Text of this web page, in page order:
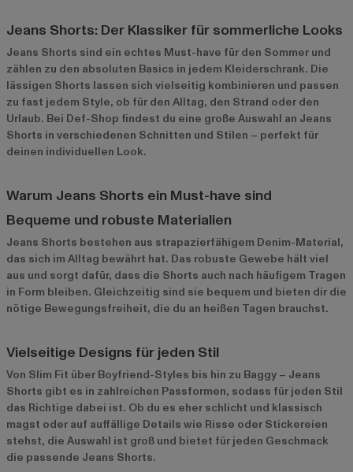
Jeans Shorts: Der Klassiker für sommerliche Looks
Jeans Shorts sind ein echtes Must-have für den Sommer und
zählen zu den absoluten Basics in jedem Kleiderschrank. Die
lässigen Shorts lassen sich vielseitig kombinieren und passen
zu fast jedem Style, ob für den Alltag, den Strand oder den
Urlaub. Bei Def-Shop findest du eine große Auswahl an Jeans
Shorts in verschiedenen Schnitten und Stilen – perfekt für
deinen individuellen Look.
Warum Jeans Shorts ein Must-have sind
Bequeme und robuste Materialien
Jeans Shorts bestehen aus strapazierfähigem Denim-Material,
das sich im Alltag bewährt hat. Das robuste Gewebe hält viel
aus und sorgt dafür, dass die Shorts auch nach häufigem Tragen
in Form bleiben. Gleichzeitig sind sie bequem und bieten dir die
nötige Bewegungsfreiheit, die du an heißen Tagen brauchst.
Vielseitige Designs für jeden Stil
Von Slim Fit über Boyfriend-Styles bis hin zu Baggy – Jeans
Shorts gibt es in zahlreichen Passformen, sodass für jeden Stil
das Richtige dabei ist. Ob du es eher schlicht und klassisch
magst oder auf auffällige Details wie Risse oder Stickereien
stehst, die Auswahl ist groß und bietet für jeden Geschmack
die passende Jeans Shorts.